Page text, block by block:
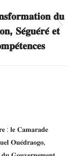
𝐝𝐮
𝐒𝐞́𝐠𝐮𝐞́𝐫𝐞́ 𝐞𝐭
: 𝐥𝐞 𝐂𝐚𝐦𝐚𝐫𝐚𝐝𝐞
𝐎𝐮𝐞́𝐝𝐫𝐚𝐨𝐠𝐨,